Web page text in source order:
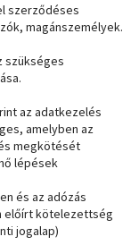
szerződéses
magánszemélyek.
szükséges
az adatkezelés
amelyben az
megkötését
lépések
és az adózás
előírt kötelezettség
jogalap)